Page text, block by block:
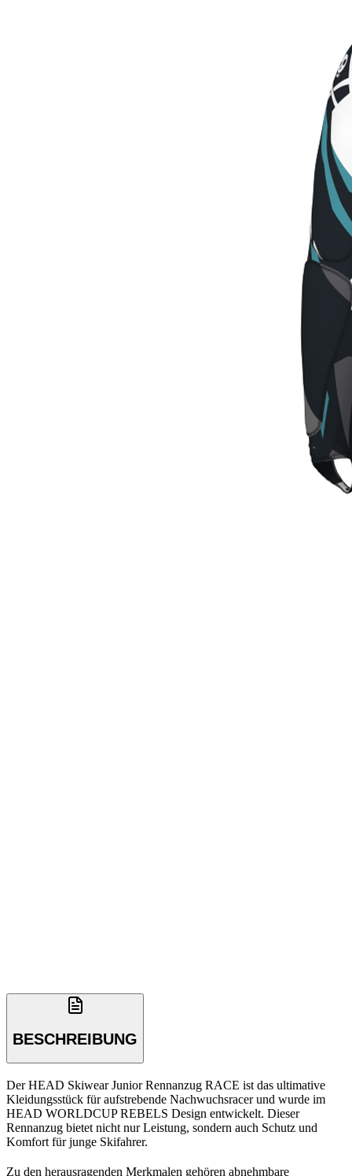
BESCHREIBUNG
Der HEAD Skiwear Junior Rennanzug RACE ist das ultimative
Kleidungsstück für aufstrebende Nachwuchsracer und wurde im
HEAD WORLDCUP REBELS Design entwickelt. Dieser
Rennanzug bietet nicht nur Leistung, sondern auch Schutz und
Komfort für junge Skifahrer.
Zu den herausragenden Merkmalen gehören abnehmbare